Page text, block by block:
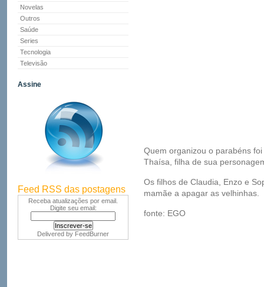
Novelas
Outros
Saúde
Series
Tecnologia
Televisão
Assine
Feed RSS das postagens
Receba atualizações por email.
Digite seu email:
Delivered by FeedBurner
Quem organizou o parabéns
Thaísa, filha de sua
Os filhos de Claudia, Enzo e
mamãe a apagar as velhinhas.
fonte: EGO